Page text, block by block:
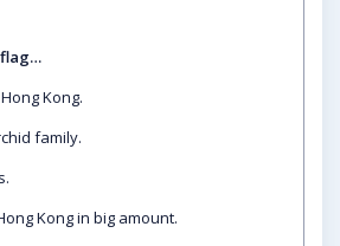
Kong.
family.
Kong in big amount.